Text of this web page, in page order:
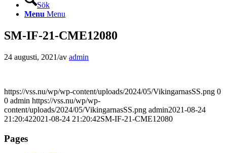
Sök
Menu Menu
SM-IF-21-CME12080
24 augusti, 2021/av admin
https://vss.nu/wp/wp-content/uploads/2024/05/VikingarnasSS.png 0
0 admin https://vss.nu/wp/wp-
content/uploads/2024/05/VikingarnasSS.png admin2021-08-24
21:20:422021-08-24 21:20:42SM-IF-21-CME12080
Pages